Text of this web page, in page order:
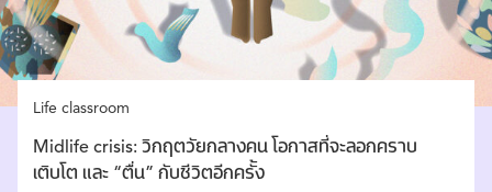
Life classroom
Midlife crisis: วิกฤตวัยกลางคน โอกาสที่จะลอกคราบ
เติบโต และ “ตื่น” กับชีวิตอีกครั้ง